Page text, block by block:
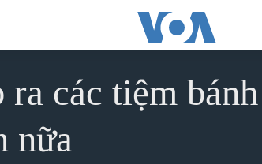
các tiệm
nữa